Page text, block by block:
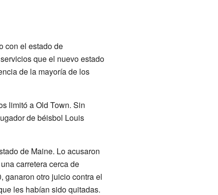
con el estado de
que el nuevo estado
de la mayoría de los
limitó a Old Town. Sin
de béisbol Louis
de Maine. Lo acusaron
carretera cerca de
ganaron otro juicio contra el
les habían sido quitadas.